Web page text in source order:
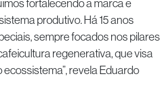
fortalecendo a marca e
produtivo. Há 15 anos
sempre focados nos pilares
regenerativa, que visa
revela Eduardo